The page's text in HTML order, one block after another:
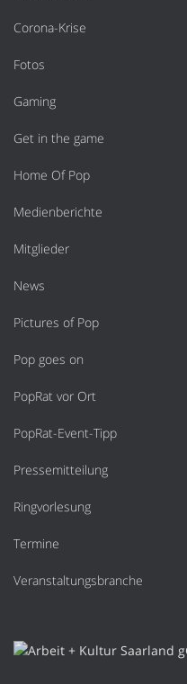
Corona-Krise
Fotos
Gaming
Get in the game
Home Of Pop
Medienberichte
Mitglieder
News
Pictures of Pop
Pop goes on
PopRat vor Ort
PopRat-Event-Tipp
Pressemitteilung
Ringvorlesung
Termine
Veranstaltungsbranche